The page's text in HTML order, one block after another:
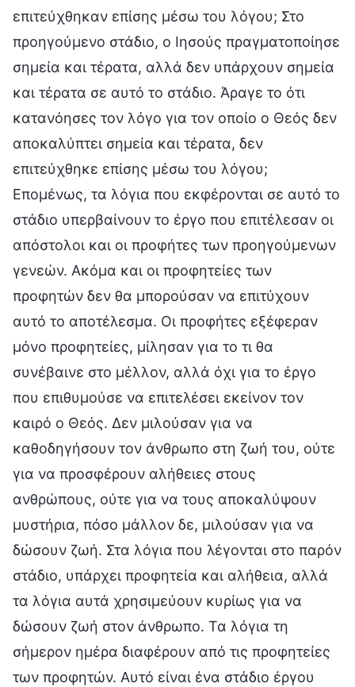
επιτεύχθηκαν επίσης μέσω του λόγου; Στο
προηγούμενο στάδιο, ο Ιησούς πραγματοποίησε
σημεία και τέρατα, αλλά δεν υπάρχουν σημεία
και τέρατα σε αυτό το στάδιο. Άραγε το ότι
κατανόησες τον λόγο για τον οποίο ο Θεός δεν
αποκαλύπτει σημεία και τέρατα, δεν
επιτεύχθηκε επίσης μέσω του λόγου;
Επομένως, τα λόγια που εκφέρονται σε αυτό το
στάδιο υπερβαίνουν το έργο που επιτέλεσαν οι
απόστολοι και οι προφήτες των προηγούμενων
γενεών. Ακόμα και οι προφητείες των
προφητών δεν θα μπορούσαν να επιτύχουν
αυτό το αποτέλεσμα. Οι προφήτες εξέφεραν
μόνο προφητείες, μίλησαν για το τι θα
συνέβαινε στο μέλλον, αλλά όχι για το έργο
που επιθυμούσε να επιτελέσει εκείνον τον
καιρό ο Θεός. Δεν μιλούσαν για να
καθοδηγήσουν τον άνθρωπο στη ζωή του, ούτε
για να προσφέρουν αλήθειες στους
ανθρώπους, ούτε για να τους αποκαλύψουν
μυστήρια, πόσο μάλλον δε, μιλούσαν για να
δώσουν ζωή. Στα λόγια που λέγονται στο παρόν
στάδιο, υπάρχει προφητεία και αλήθεια, αλλά
τα λόγια αυτά χρησιμεύουν κυρίως για να
δώσουν ζωή στον άνθρωπο. Τα λόγια τη
σήμερον ημέρα διαφέρουν από τις προφητείες
των προφητών. Αυτό είναι ένα στάδιο έργου